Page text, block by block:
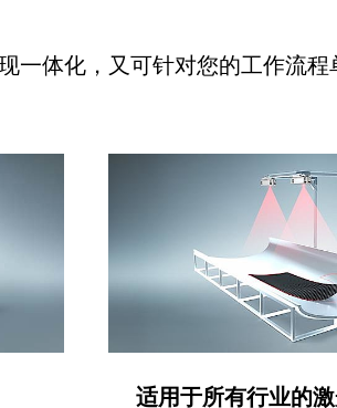
体化，又可针对您的工作流程
适用于所有行业的